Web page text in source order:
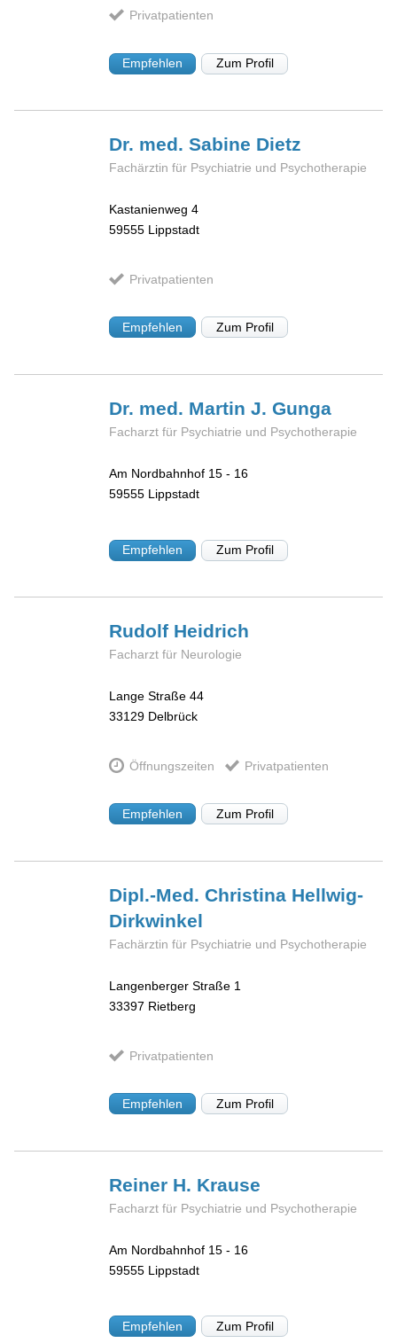
Privatpatienten
Empfehlen Zum Profil
Dr. med. Sabine Dietz
Fachärztin für Psychiatrie und Psychotherapie
Kastanienweg 4
59555 Lippstadt
Privatpatienten
Empfehlen Zum Profil
Dr. med. Martin J.Gunga
Facharzt für Psychiatrie und Psychotherapie
Am Nordbahnhof 15 - 16
59555 Lippstadt
Empfehlen Zum Profil
Rudolf Heidrich
Facharzt für Neurologie
Lange Straße 44
33129 Delbrück
Öffnungszeiten Privatpatienten
Empfehlen Zum Profil
Dipl.-Med. Christina Hellwig-
Dirkwinkel
Fachärztin für Psychiatrie und Psychotherapie
Langenberger Straße 1
33397 Rietberg
Privatpatienten
Empfehlen Zum Profil
Reiner H. Krause
Facharzt für Psychiatrie und Psychotherapie
Am Nordbahnhof 15 - 16
59555 Lippstadt
Empfehlen Zum Profil